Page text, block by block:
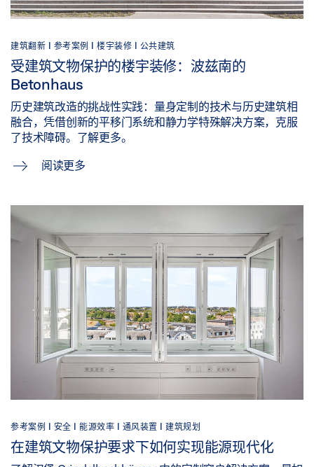
建筑翻新 | 参考案例 | 楼宇装修 | 公共建筑
受建筑文物保护的楼宇装修：波兹南的
Betonhaus
历史建筑改造的挑战性实践：量身定制的技术与历史建筑相
融合，凭借创新的平移门系统和静力学特殊解决方案，克服
了技术障碍。了解更多。
阅读更多
参考案例 | 安全 | 能源效率 | 通风装置 | 建筑规划
在建筑文物保护要求下如何实现能源现代化